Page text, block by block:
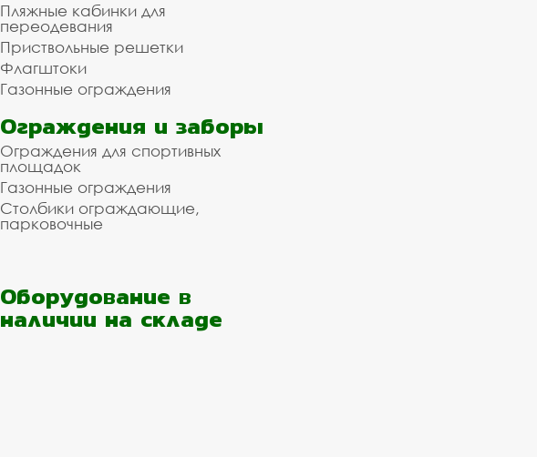
Пляжные кабинки для
переодевания
Приствольные решетки
Флагштоки
Газонные ограждения
Ограждения и заборы
Ограждения для спортивных
площадок
Газонные ограждения
Столбики ограждающие,
парковочные
Оборудование в
наличии на складе